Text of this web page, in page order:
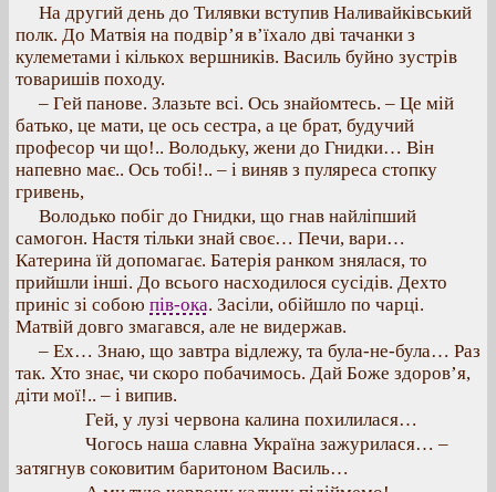
На другий день до Тилявки вступив Наливайківський
полк. До Матвія на подвір’я в’їхало дві тачанки з
кулеметами і кількох вершників. Василь буйно зустрів
товаришів походу.
– Гей панове. Злазьте всі. Ось знайомтесь. – Це мій
батько, це мати, це ось сестра, а це брат, будучий
професор чи що!.. Володьку, жени до Гнидки… Він
напевно має.. Ось тобі!.. – і виняв з пуляреса стопку
гривень,
Володько побіг до Гнидки, що гнав найліпший
самогон. Настя тільки знай своє… Печи, вари…
Катерина їй допомагає. Батерія ранком знялася, то
прийшли інші. До всього насходилося сусідів. Дехто
приніс зі собою пів-ока. Засіли, обійшло по чарці.
Матвій довго змагався, але не видержав.
– Ех… Знаю, що завтра відлежу, та була-не-була… Раз
так. Хто знає, чи скоро побачимось. Дай Боже здоров’я,
діти мої!.. – і випив.
Гей, у лузі червона калина похилилася…
Чогось наша славна Україна зажурилася… –
затягнув соковитим баритоном Василь…